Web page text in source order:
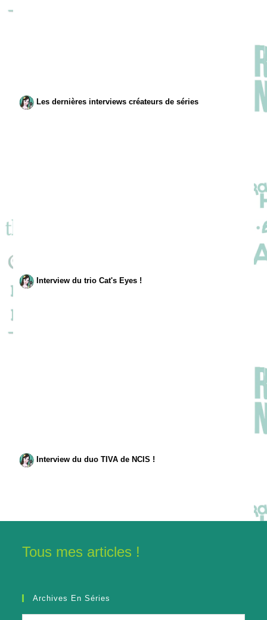
Les dernières interviews créateurs de séries
Interview du trio Cat's Eyes !
Interview du duo TIVA de NCIS !
Tous mes articles !
Archives En Séries